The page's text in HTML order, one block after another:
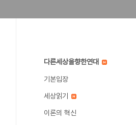
다른세상을향한연대
기본입장
세상읽기
이론의 혁신